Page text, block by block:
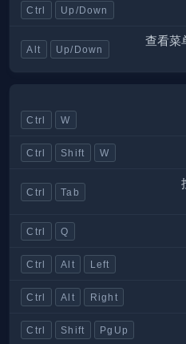
Ctrl Up/Down
Alt Up/Down
查看菜
Ctrl W
Ctrl Shift W
Ctrl Tab
Ctrl Q
Ctrl Alt Left
Ctrl Alt Right
Ctrl Shift PgUp